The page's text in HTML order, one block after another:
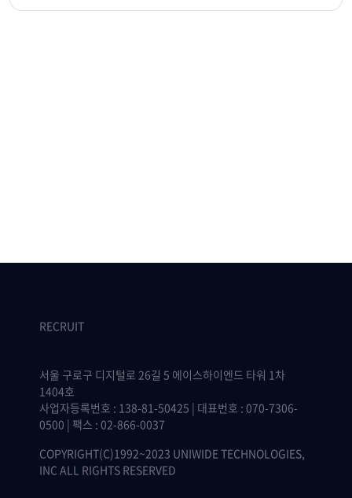
RECRUIT
서울 구로구 디지털로 26길 5 에이스하이엔드 타워 1차
1404호
사업자등록번호 : 138-81-50425 | 대표번호 : 070-7306-
0500 | 팩스 : 02-866-0037
COPYRIGHT(C)1992~2023 UNIWIDE TECHNOLOGIES,
INC ALL RIGHTS RESERVED